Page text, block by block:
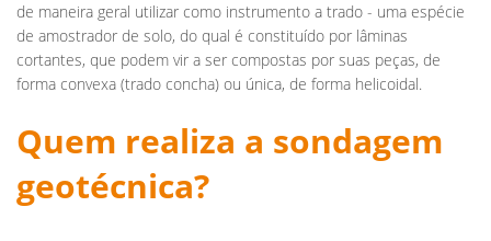
de maneira geral utilizar como instrumento a trado - uma espécie
de amostrador de solo, do qual é constituído por lâminas
cortantes, que podem vir a ser compostas por suas peças, de
forma convexa (trado concha) ou única, de forma helicoidal.
Quem realiza a sondagem
geotécnica?